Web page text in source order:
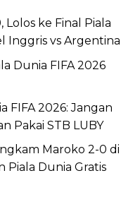
Lolos ke Final Piala
Inggris vs Argentina
Dunia FIFA 2026
FIFA 2026: Jangan
Pakai STB LUBY
Maroko 2-0 di
Piala Dunia Gratis